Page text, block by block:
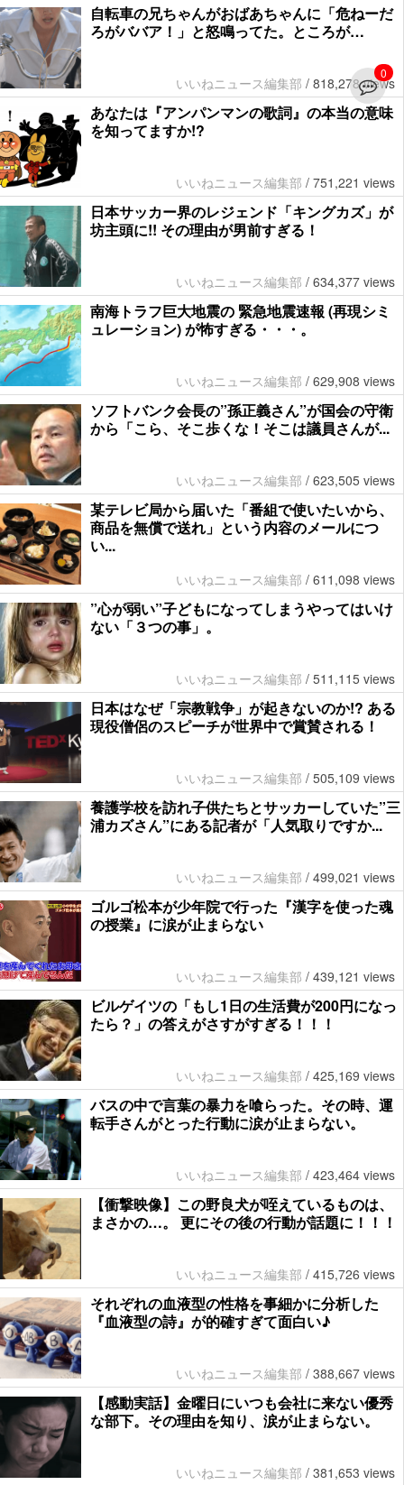
0
自転車の兄ちゃんがおばあちゃんに「危ねーだ
ろがババア！」と怒鳴ってた。ところが…
いいねニュース編集部 / 818,278 views
あなたは『アンパンマンの歌詞』の本当の意味
を知ってますか!?
いいねニュース編集部 / 751,221 views
日本サッカー界のレジェンド「キングカズ」が
坊主頭に!! その理由が男前すぎる！
いいねニュース編集部 / 634,377 views
南海トラフ巨大地震の 緊急地震速報 (再現シミ
ュレーション) が怖すぎる・・・。
いいねニュース編集部 / 629,908 views
ソフトバンク会長の”孫正義さん”が国会の守衛
から「こら、そこ歩くな！そこは議員さんが...
いいねニュース編集部 / 623,505 views
某テレビ局から届いた「番組で使いたいから、
商品を無償で送れ」という内容のメールにつ
い...
いいねニュース編集部 / 611,098 views
”心が弱い”子どもになってしまうやってはいけ
ない「３つの事」。
いいねニュース編集部 / 511,115 views
日本はなぜ「宗教戦争」が起きないのか!? ある
現役僧侶のスピーチが世界中で賞賛される！
いいねニュース編集部 / 505,109 views
養護学校を訪れ子供たちとサッカーしていた”三
浦カズさん”にある記者が「人気取りですか...
いいねニュース編集部 / 499,021 views
ゴルゴ松本が少年院で行った『漢字を使った魂
の授業』に涙が止まらない
いいねニュース編集部 / 439,121 views
ビルゲイツの「もし1日の生活費が200円になっ
たら？」の答えがさすがすぎる！！！
いいねニュース編集部 / 425,169 views
バスの中で言葉の暴力を喰らった。その時、運
転手さんがとった行動に涙が止まらない。
いいねニュース編集部 / 423,464 views
【衝撃映像】この野良犬が咥えているものは、
まさかの…。 更にその後の行動が話題に！！！
いいねニュース編集部 / 415,726 views
それぞれの血液型の性格を事細かに分析した
『血液型の詩』が的確すぎて面白い♪
いいねニュース編集部 / 388,667 views
【感動実話】金曜日にいつも会社に来ない優秀
な部下。その理由を知り、涙が止まらない。
いいねニュース編集部 / 381,653 views